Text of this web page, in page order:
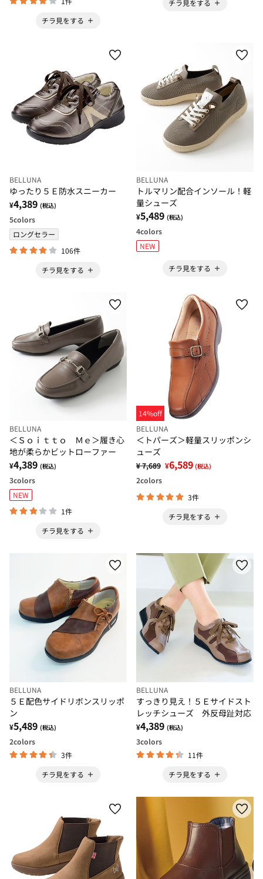
チラ見をする
チラ見をする
BELLUNA
ゆったり５Ｅ防水スニーカー
¥4,389 (税込)
5colors
ロングセラー
106件
チラ見をする
BELLUNA
トルマリン配合インソール！軽
量シューズ
¥5,489 (税込)
4colors
NEW
チラ見をする
BELLUNA
＜Ｓｏｉｔｔｏ Ｍｅ＞履き心
地が柔らかビットローファー
¥4,389 (税込)
3colors
NEW
1件
チラ見をする
14%off
BELLUNA
＜トパーズ＞軽量スリッポンシ
ューズ
¥ 7,689 ¥6,589 (税込)
2colors
3件
チラ見をする
BELLUNA
５Ｅ配色サイドリボンスリッポ
ン
¥5,489 (税込)
2colors
3件
チラ見をする
BELLUNA
すっきり見え！５Ｅサイドスト
レッチシューズ 外反母趾対応
¥4,389 (税込)
3colors
11件
チラ見をする